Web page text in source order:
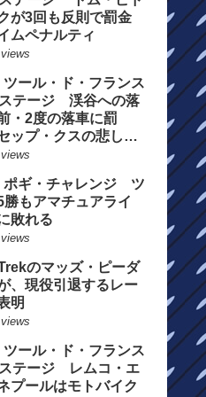
が3回も反則で罰金
ムペナルティ
ツール・ド・フランス
テージ 渓谷への落
・2度の落車に罰
プ・クスの悲しい
ポギ・チャレンジ ツ
勝もアマチュアライ
敗れる
のマッズ・ピーダ
、現役引退するレー
明
ツール・ド・フランス
テージ レムコ・エ
プールはモトバイク